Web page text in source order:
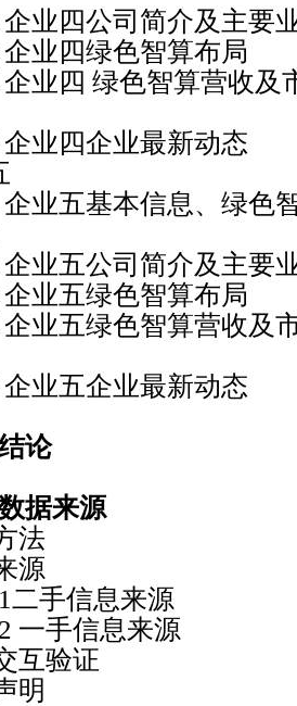
公司简介及主要
绿色智算布局
绿色智算营收及市
企业最新动态
基本信息、绿色智
公司简介及主要
绿色智算布局
绿色智算营收及市
企业最新动态
论
据来源
法
源
信息来源
信息来源
验证
明